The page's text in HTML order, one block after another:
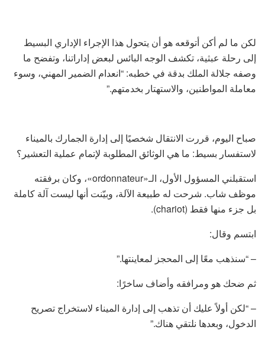
لكن ما لم أكن أتوقعه هو أن يتحول هذا الإجراء الإداري البسيط
إلى رحلة عبثية، تكشف الوجه البائس لبعض إداراتنا، وتفضح ما
وصفه جلالة الملك بدقة في خطبه: “انعدام الضمير المهني، وسوء
معاملة المواطنين، والاستهتار بخدمتهم.”
صباح اليوم، قررت الانتقال شخصيًا إلى إدارة الجمارك بالميناء
لاستفسار بسيط: ما هي الوثائق المطلوبة لإتمام عملية التعشير؟
استقبلني المسؤول الأول، الـ«ordonnateur»، وكان برفقته
موظف شاب. شرحت له طبيعة الآلة، وبيّنت أنها ليست آلة كاملة
بل جزء منها فقط (chariot).
ابتسم وقال:
– “سنذهب معًا إلى المحجز لمعاينتها.”
ثم ضحك هو ومرافقه وأضاف ساخرًا:
– “لكن أولاً عليك أن تذهب إلى إدارة الميناء لاستخراج تصريح
الدخول، وبعدها نلتقي هناك.”